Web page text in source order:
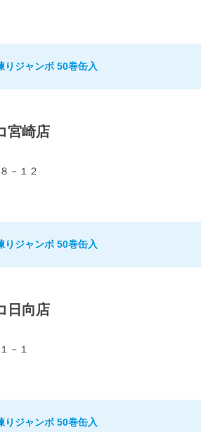
りジャンボ 50巻缶入
宮崎店
－１２
りジャンボ 50巻缶入
日向店
－１
りジャンボ 50巻缶入